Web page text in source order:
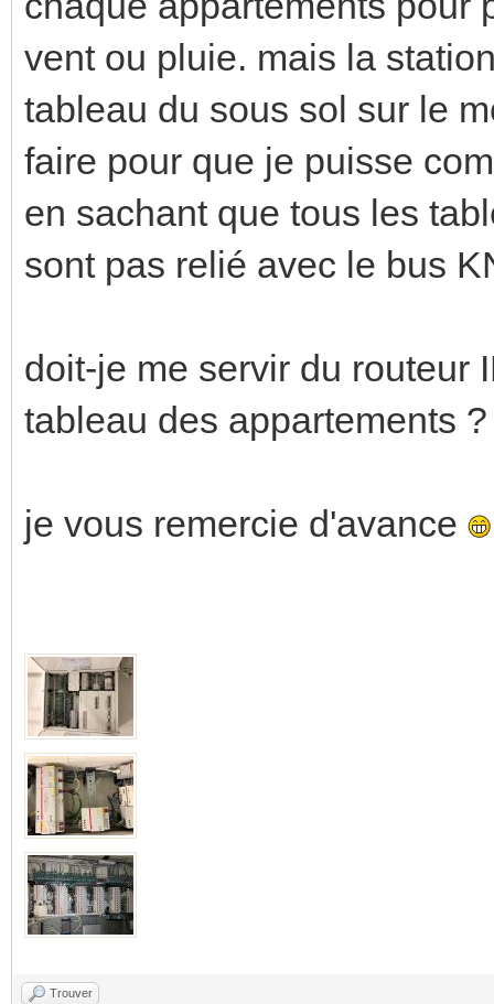
vent ou pluie. mais la
tableau du sous sol sur le
faire pour que je puisse
en sachant que tous les
sont pas relié avec le bus
doit-je me servir du routeur
tableau des appartements ?
je vous remercie d'avance
Trouver